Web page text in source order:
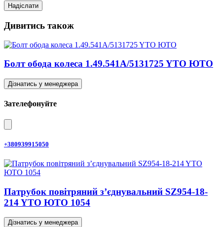
Дивитись також
Болт обода колеса 1.49.541A/5131725 YTO ЮТО
Дізнатись у менеджера
Зателефонуйте
+380939915050
Патрубок повітряний з’єднувальний SZ954-18-
214 YTO ЮТО 1054
Дізнатись у менеджера